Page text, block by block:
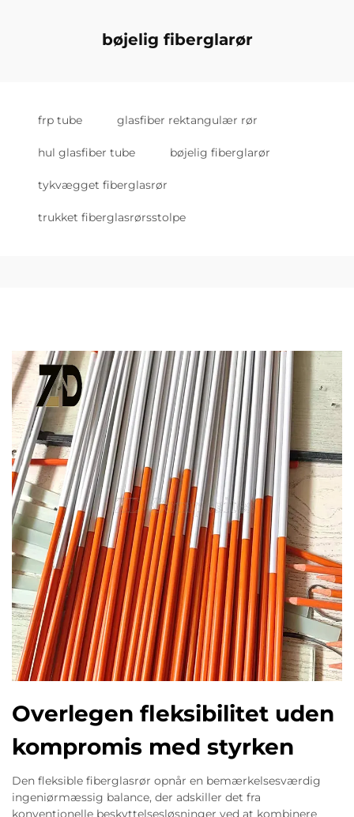
bøjelig fiberglarør
frp tube glasfiber rektangulær rør
hul glasfiber tube bøjelig fiberglarør
tykvægget fiberglasrør
trukket fiberglasrørsstolpe
Overlegen fleksibilitet uden
kompromis med styrken
Den fleksible fiberglasrør opnår en bemærkelsesværdig
ingeniørmæssig balance, der adskiller det fra
konventionelle beskyttelsesløsninger ved at kombinere